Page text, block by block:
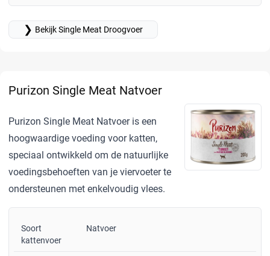
❯ Bekijk Single Meat Droogvoer
Purizon Single Meat Natvoer
Purizon Single Meat Natvoer is een
hoogwaardige voeding voor katten,
speciaal ontwikkeld om de natuurlijke
voedingsbehoeften van je viervoeter te
ondersteunen met enkelvoudig vlees.
Soort
kattenvoer
Natvoer